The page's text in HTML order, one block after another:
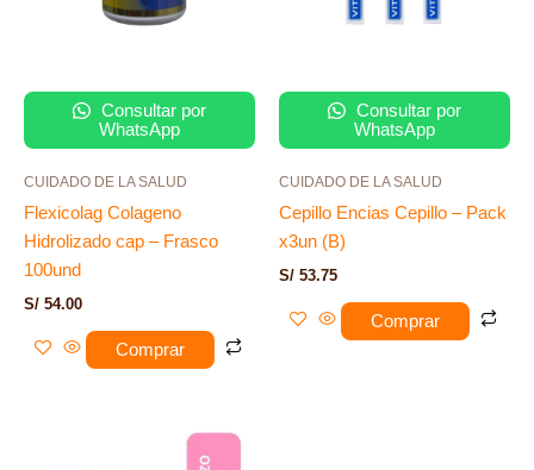
Consultar por
WhatsApp
CUIDADO DE LA SALUD
Flexicolag Colageno
Hidrolizado cap – Frasco
100und
S/ 54.00
Comprar
Consultar por
WhatsApp
CUIDADO DE LA SALUD
Cepillo Encias Cepillo – Pack
x3un (B)
S/ 53.75
Comprar